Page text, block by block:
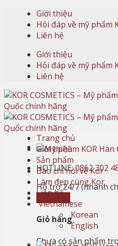
content
Giới thiệu
Hỏi đáp về mỹ phẩm
Liên hệ
Giới thiệu
Hỏi đáp về mỹ phẩm
Liên hệ
HOTLINE:0862 302
Hỗ trợ 24/7 (nhanh
Giỏ hàng
Chưa có sản phẩm
Trang chủ
Giới thiệu
Sản phẩm
Báo chí nói về Kor
Làm đẹp cùng Kor
Liên hệ
Vietnamese
Korean
English